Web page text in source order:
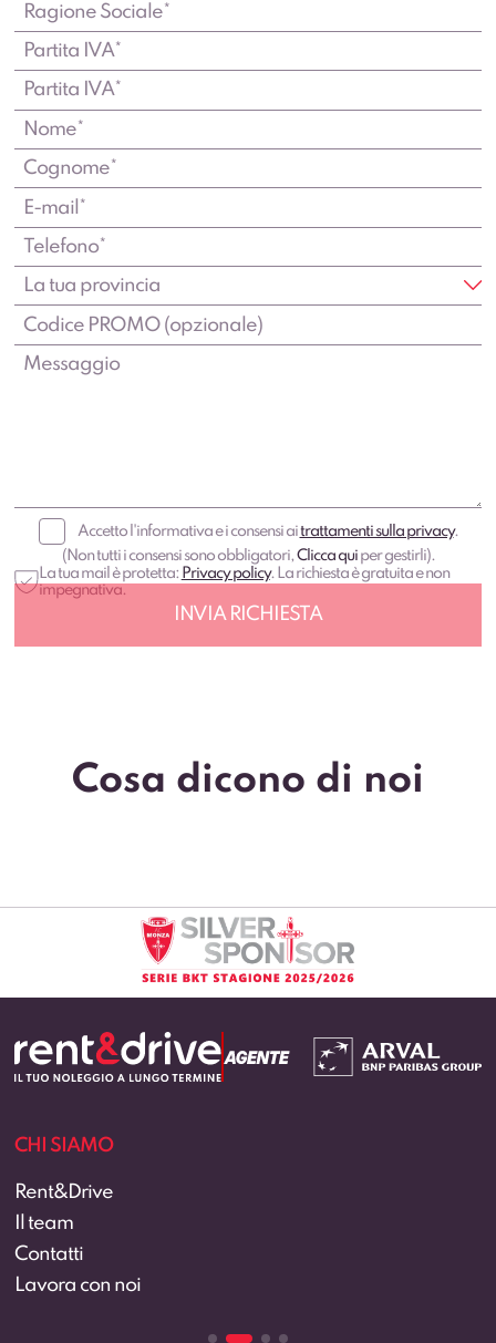
Accetto l'informativa e i consensi aitrattamenti sulla privacy.
(Non tutti i consensi sono obbligatori,Clicca quiper gestirli).
La tua mail è protetta: Privacy policy. La richiesta è gratuita e non
impegnativa.
Cosa dicono di noi
CHI SIAMO
Rent&Drive
Il team
Contatti
Lavora con noi